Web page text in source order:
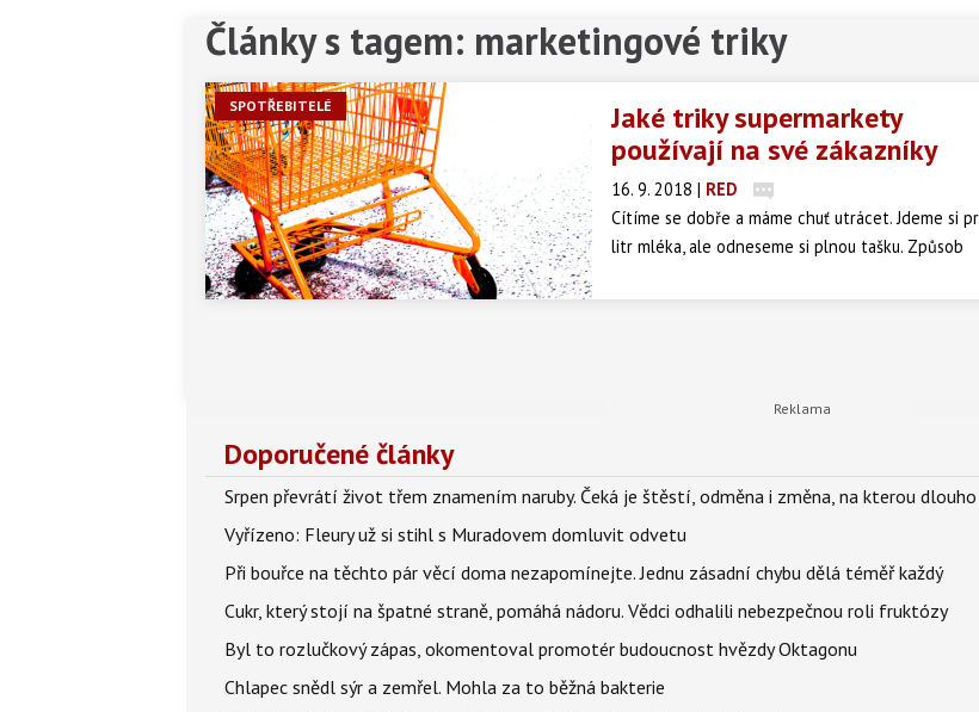
Články s tagem: marketingové triky
SPOTŘEBITELÉ
Jaké triky supermarkety
používají na své zákazníky
16. 9. 2018 | RED
Cítíme se dobře a máme chuť utrácet. Jdeme si
litr mléka, ale odneseme si plnou tašku. Způsob
představit, a supermarkety toho využívají ve svůj
Doporučené články
Srpen převrátí život třem znamením naruby. Čeká je štěstí, odměna i změna, na kterou
Vyřízeno: Fleury už si stihl s Muradovem domluvit odvetu
Při bouřce na těchto pár věcí doma nezapomínejte. Jednu zásadní chybu dělá téměř každý
Cukr, který stojí na špatné straně, pomáhá nádoru. Vědci odhalili nebezpečnou roli fruktózy
Byl to rozlučkový zápas, okomentoval promotér budoucnost hvězdy Oktagonu
Chlapec snědl sýr a zemřel. Mohla za to běžná bakterie